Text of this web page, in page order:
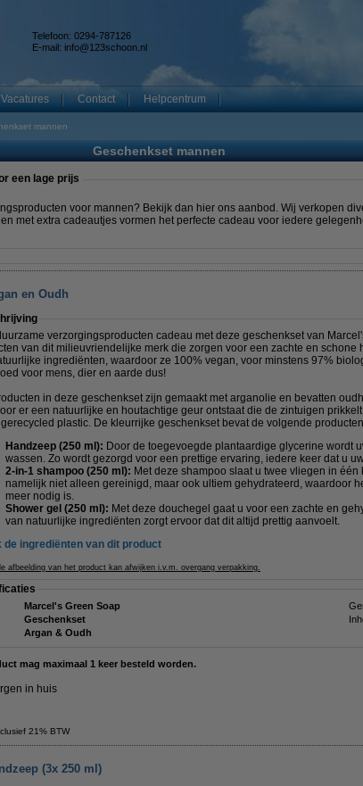
Telefoon: 0294-787126
E-mail: info@123schoon.nl
Vacatures Contact Helpcentrum
mannen
Geschenkset mannen
een lage prijs
voor mannen? Bekijk dan hier ons aanbod. Wij verkopen
met extra cadeautjes vormen het perfecte cadeau voor iedere
en Oudh
verzorgingsproducten cadeau met deze geschenkset van
van dit milieuvriendelijke merk die zorgen voor een zachte en schone
ingrediënten, waardoor ze 100% vegan, voor minstens 97%
voor mens, dier en aarde dus!
in deze geschenkset zijn gemaakt met arganolie en bevatten
er een natuurlijke en houtachtige geur ontstaat die de zintuigen
plastic. De kleurrijke geschenkset bevat de volgende
Handzeep (250 ml): Door de toegevoegde plantaardige glycerine wordt
wassen. Zo wordt gezorgd voor een prettige ervaring, iedere keer dat u
2-in-1 shampoo (250 ml): Met deze shampoo slaat u twee vliegen in
namelijk niet alleen gereinigd, maar ook ultiem gehydrateerd, waardoor
meer nodig is.
Shower gel (250 ml): Met deze douchegel gaat u voor een zachte en
van natuurlijke ingrediënten zorgt ervoor dat dit altijd prettig aanvoelt.
de ingrediënten van dit product
afbeelding van het product kan afwijken i.v.m. overgang verpakking.
Marcel's Green Soap
Geschenkset
Argan & Oudh
mag maximaal 1 keer besteld worden.
in huis
21% BTW
(3x 250 ml)